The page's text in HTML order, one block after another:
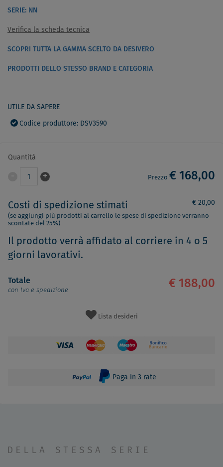
SERIE: NN
Verifica la scheda tecnica
SCOPRI TUTTA LA GAMMA SCELTO DA DESIVERO
PRODOTTI DELLO STESSO BRAND E CATEGORIA
UTILE DA SAPERE
Codice produttore: DSV3590
Quantità
1 + Prezzo € 168,00
Costi di spedizione stimati € 20,00
(se aggiungi più prodotti al carrello le spese di spedizione verranno
scontate del 25%)
Il prodotto verrà affidato al corriere in 4 o 5
giorni lavorativi.
Totale
con Iva e spedizione
€ 188,00
Lista desideri
Paga in 3 rate
DELLA STESSA SERIE